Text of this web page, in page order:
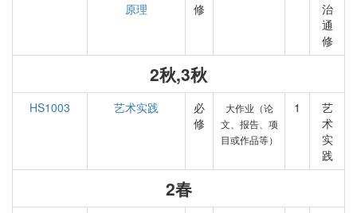
原理
修
治
通
修
2秋,3秋
HS1003 艺术实践
必
修
大作业（论
文、报告、项
目或作品等）
1
艺
术
实
践
2春